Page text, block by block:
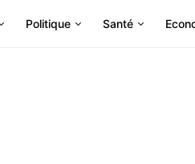
Politique Santé